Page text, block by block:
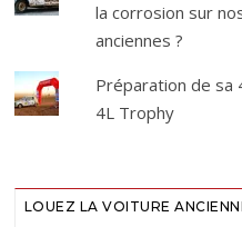
la corrosion sur
anciennes ?
Préparation de sa
4L Trophy
LOUEZ LA VOITURE